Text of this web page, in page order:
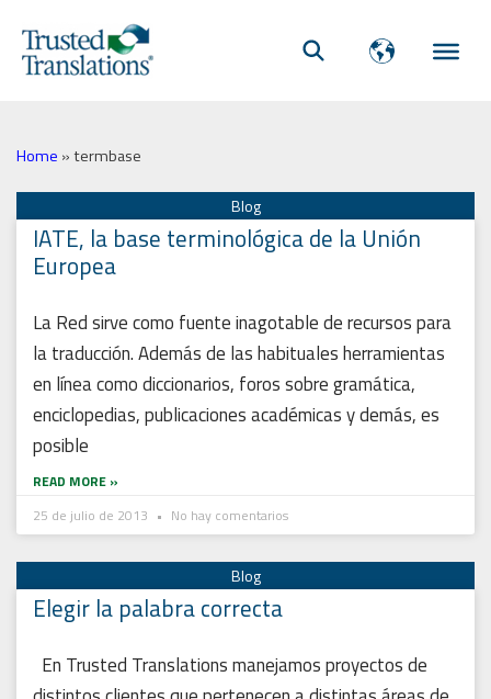
Home »termbase
IATE, la base terminológica de la Unión
Europea
La Red sirve como fuente inagotable de recursos para
la traducción. Además de las habituales herramientas
en línea como diccionarios, foros sobre gramática,
enciclopedias, publicaciones académicas y demás, es
posible
READ MORE »
25 de julio de 2013
No hay comentarios
Elegir la palabra correcta
En Trusted Translations manejamos proyectos de